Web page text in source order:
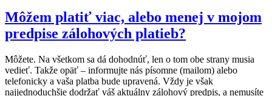
Môžem platiť viac, alebo menej v mojom
predpise zálohových platieb?
Môžete. Na všetkom sa dá dohodnúť, len o tom obe strany musia
vedieť. Takže opäť – informujte nás písomne (mailom) alebo
telefonicky a vaša platba bude upravená. Vždy je však
najjednoduchšie dodržať váš aktuálny zálohový predpis, a nemusíte